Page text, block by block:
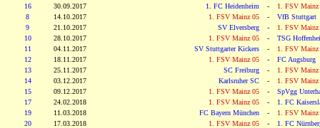
16
30.09.2017 1. FC Heidenheim -
1. FSV Mainz
8
14.10.2017 1. FSV Mainz 05 -
VfB Stuttgart
9
21.10.2017 SV Elversberg -
1. FSV Mainz
10
28.10.2017 1. FSV Mainz 05 -
TSG
11
04.11.2017 SV Stuttgarter Kickers -
1. FSV Mainz
12
18.11.2017 1. FSV Mainz 05 -
FC Augsburg
13
25.11.2017 SC Freiburg -
1. FSV Mainz
14
03.12.2017 Karlsruher SC -
1. FSV Mainz
15
09.12.2017 1. FSV Mainz 05 -
SpVgg
17
24.02.2018 1. FSV Mainz 05 -
1. FC
19
11.03.2018 FC Bayern München -
1. FSV Mainz
20
17.03.2018 1. FSV Mainz 05 -
1. FC